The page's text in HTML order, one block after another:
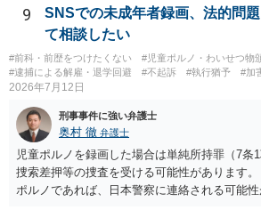
や少年院送致される可能性もあります。 本件
ので、適切なアドバイスがしにくいのですが
で生活環境が整っていれば、審判不開始か不
ます。
9
SNSでの未成年者録画、法的問
て相談したい
#前科・前歴をつけたくない
#児童ポルノ・わいせつ物
#逮捕による解雇・退学回避
#不起訴 #執行猶予 #加
2026年7月12日
刑事事件に強い弁護士
奥村 徹 弁護士
児童ポルノを録画した場合は単純所持罪（7条1
捜索差押等の捜査を受ける可能性があります
ポルノであれば、日本警察に連絡される可能